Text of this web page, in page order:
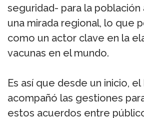
seguridad- para la población
una mirada regional, lo que
como un actor clave en la
vacunas en el mundo.
Es así que desde un inicio,
acompañó las gestiones
estos acuerdos entre